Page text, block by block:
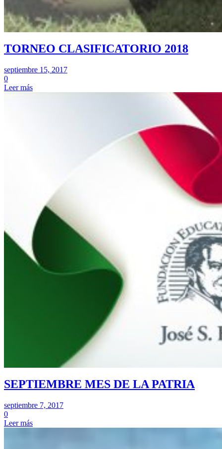
TORNEO CLASIFICATORIO 2018
septiembre 15, 2017
0
Leer más
SEPTIEMBRE MES DE LA PATRIA
septiembre 7, 2017
0
Leer más